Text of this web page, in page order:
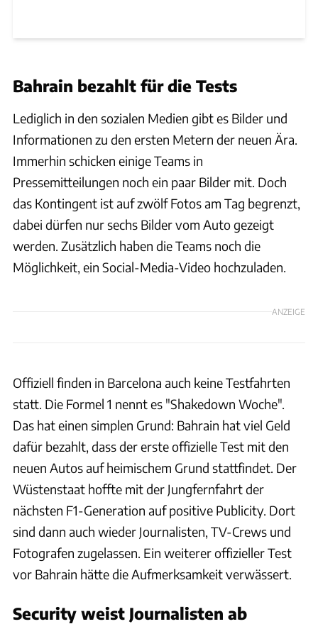
Bahrain bezahlt für die Tests
Lediglich in den sozialen Medien gibt es Bilder und
Informationen zu den ersten Metern der neuen Ära.
Immerhin schicken einige Teams in
Pressemitteilungen noch ein paar Bilder mit. Doch
das Kontingent ist auf zwölf Fotos am Tag begrenzt,
dabei dürfen nur sechs Bilder vom Auto gezeigt
werden. Zusätzlich haben die Teams noch die
Möglichkeit, ein Social-Media-Video hochzuladen.
ANZEIGE
Offiziell finden in Barcelona auch keine Testfahrten
statt. Die Formel 1 nennt es "Shakedown Woche".
Das hat einen simplen Grund: Bahrain hat viel Geld
dafür bezahlt, dass der erste offizielle Test mit den
neuen Autos auf heimischem Grund stattfindet. Der
Wüstenstaat hoffte mit der Jungfernfahrt der
nächsten F1-Generation auf positive Publicity. Dort
sind dann auch wieder Journalisten, TV-Crews und
Fotografen zugelassen. Ein weiterer offizieller Test
vor Bahrain hätte die Aufmerksamkeit verwässert.
Security weist Journalisten ab